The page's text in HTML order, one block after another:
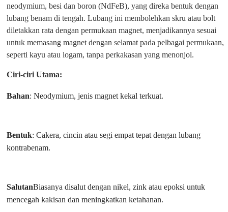
neodymium, besi dan boron (NdFeB), yang direka bentuk dengan
lubang benam di tengah. Lubang ini membolehkan skru atau bolt
diletakkan rata dengan permukaan magnet, menjadikannya sesuai
untuk memasang magnet dengan selamat pada pelbagai permukaan,
seperti kayu atau logam, tanpa perkakasan yang menonjol.
Ciri-ciri Utama:
Bahan: Neodymium, jenis magnet kekal terkuat.
Bentuk: Cakera, cincin atau segi empat tepat dengan lubang
kontrabenam.
SalutanBiasanya disalut dengan nikel, zink atau epoksi untuk
mencegah kakisan dan meningkatkan ketahanan.